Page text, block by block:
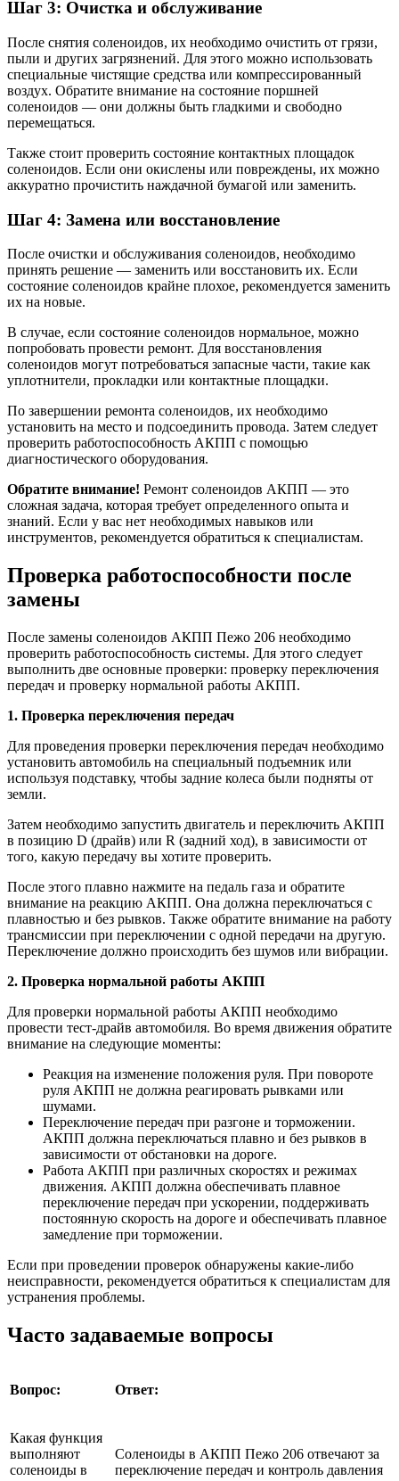
Шаг 3: Очистка и обслуживание
После снятия соленоидов, их необходимо очистить от грязи,
пыли и других загрязнений. Для этого можно использовать
специальные чистящие средства или компрессированный
воздух. Обратите внимание на состояние поршней
соленоидов — они должны быть гладкими и свободно
перемещаться.
Также стоит проверить состояние контактных площадок
соленоидов. Если они окислены или повреждены, их можно
аккуратно прочистить наждачной бумагой или заменить.
Шаг 4: Замена или восстановление
После очистки и обслуживания соленоидов, необходимо
принять решение — заменить или восстановить их. Если
состояние соленоидов крайне плохое, рекомендуется заменить
их на новые.
В случае, если состояние соленоидов нормальное, можно
попробовать провести ремонт. Для восстановления
соленоидов могут потребоваться запасные части, такие как
уплотнители, прокладки или контактные площадки.
По завершении ремонта соленоидов, их необходимо
установить на место и подсоединить провода. Затем следует
проверить работоспособность АКПП с помощью
диагностического оборудования.
Обратите внимание! Ремонт соленоидов АКПП — это
сложная задача, которая требует определенного опыта и
знаний. Если у вас нет необходимых навыков или
инструментов, рекомендуется обратиться к специалистам.
Проверка работоспособности после
замены
После замены соленоидов АКПП Пежо 206 необходимо
проверить работоспособность системы. Для этого следует
выполнить две основные проверки: проверку переключения
передач и проверку нормальной работы АКПП.
1. Проверка переключения передач
Для проведения проверки переключения передач необходимо
установить автомобиль на специальный подъемник или
используя подставку, чтобы задние колеса были подняты от
земли.
Затем необходимо запустить двигатель и переключить АКПП
в позицию D (драйв) или R (задний ход), в зависимости от
того, какую передачу вы хотите проверить.
После этого плавно нажмите на педаль газа и обратите
внимание на реакцию АКПП. Она должна переключаться с
плавностью и без рывков. Также обратите внимание на работу
трансмиссии при переключении с одной передачи на другую.
Переключение должно происходить без шумов или вибрации.
2. Проверка нормальной работы АКПП
Для проверки нормальной работы АКПП необходимо
провести тест-драйв автомобиля. Во время движения обратите
внимание на следующие моменты:
Реакция на изменение положения руля. При повороте
руля АКПП не должна реагировать рывками или
шумами.
Переключение передач при разгоне и торможении.
АКПП должна переключаться плавно и без рывков в
зависимости от обстановки на дороге.
Работа АКПП при различных скоростях и режимах
движения. АКПП должна обеспечивать плавное
переключение передач при ускорении, поддерживать
постоянную скорость на дороге и обеспечивать плавное
замедление при торможении.
Если при проведении проверок обнаружены какие-либо
неисправности, рекомендуется обратиться к специалистам для
устранения проблемы.
Часто задаваемые вопросы
Вопрос: Ответ:
Какая функция
выполняют
соленоиды в
Соленоиды в АКПП Пежо 206 отвечают за
переключение передач и контроль давления